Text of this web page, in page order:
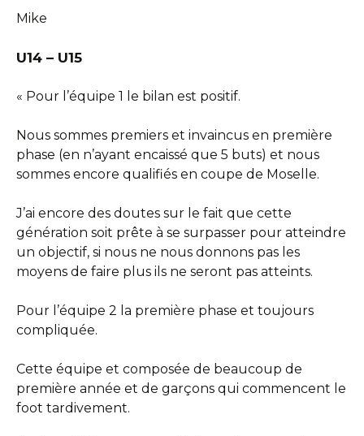
Mike
U14 – U15
« Pour l’équipe 1 le bilan est positif.
Nous sommes premiers et invaincus en première
phase (en n’ayant encaissé que 5 buts) et nous
sommes encore qualifiés en coupe de Moselle.
J’ai encore des doutes sur le fait que cette
génération soit prête à se surpasser pour atteindre
un objectif, si nous ne nous donnons pas les
moyens de faire plus ils ne seront pas atteints.
Pour l’équipe 2 la première phase et toujours
compliquée.
Cette équipe et composée de beaucoup de
première année et de garçons qui commencent le
foot tardivement.